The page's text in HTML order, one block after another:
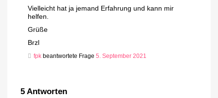
Vielleicht hat ja jemand Erfahrung und kann mir
helfen.
Grüße
Brzl
fpk beantwortete Frage 5. September 2021
5 Antworten